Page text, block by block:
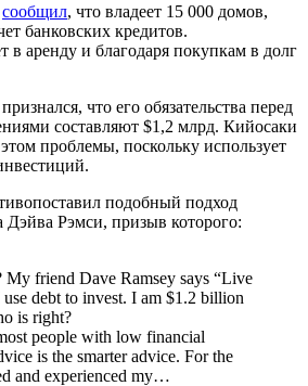
сообщил, что владеет 15 000 домов,
банковских кредитов.
в аренду и благодаря покупкам в долг
что его обязательства перед
составляют $1,2 млрд. Кийосаки
проблемы, поскольку использует
подобный подход
Дэйва Рэмси, призыв которого:
friend Dave Ramsey says “Live
use debt to invest. I am $1.2 billion
is right?
people with low financial
is the smarter advice. For the
and experienced my…